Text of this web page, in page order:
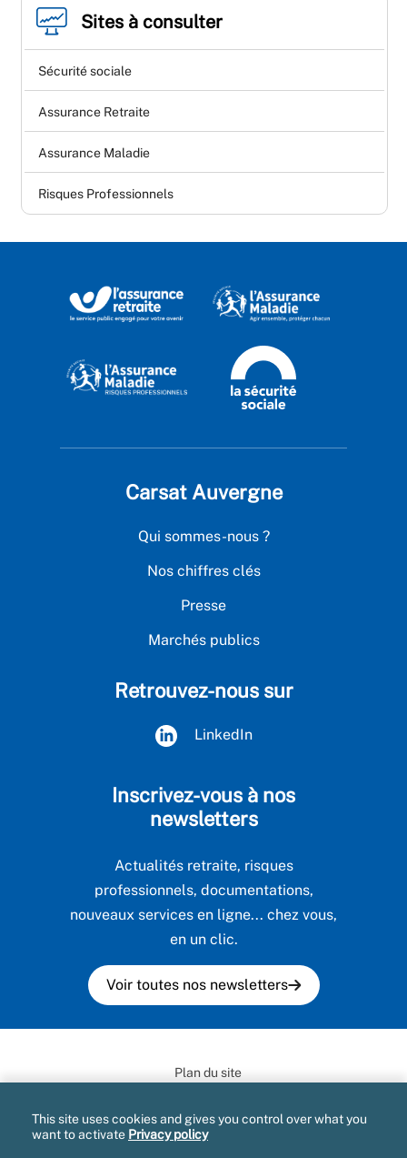
Sites à consulter
Sécurité sociale
Assurance Retraite
Assurance Maladie
Risques Professionnels
Carsat Auvergne
Qui sommes-nous ?
Nos chiffres clés
Presse
Marchés publics
Retrouvez-nous sur
LinkedIn
Inscrivez-vous à nos
newsletters
Actualités retraite, risques
professionnels, documentations,
nouveaux services en ligne... chez vous,
en un clic.
Voir toutes nos newsletters
Plan du site
Mentions légales et CGU
This site uses cookies and gives you control over what you
want to activate Privacy policy